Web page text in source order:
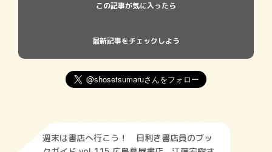
この記事が気に入ったら
最新記事をチェックしよう
週末は書店へ行こう！ 目利き書店員のブッ